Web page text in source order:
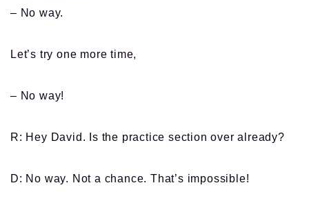
– No way.
Let’s try one more time,
– No way!
R: Hey David. Is the practice section over already?
D: No way. Not a chance. That’s impossible!